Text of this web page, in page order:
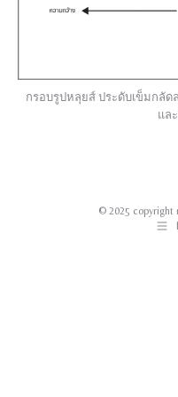
กรอบรูปหลุยส์ ประดับเข็มกลั
แล
© 2025 copyright